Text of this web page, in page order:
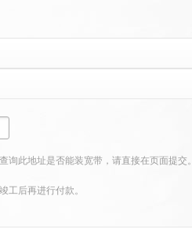
询此地址是否能装宽带，请直接在页面提交。
工后再进行付款。